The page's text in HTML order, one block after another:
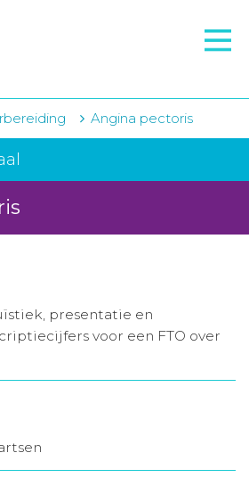
Angina pectoris
presentatie en
voor een FTO over